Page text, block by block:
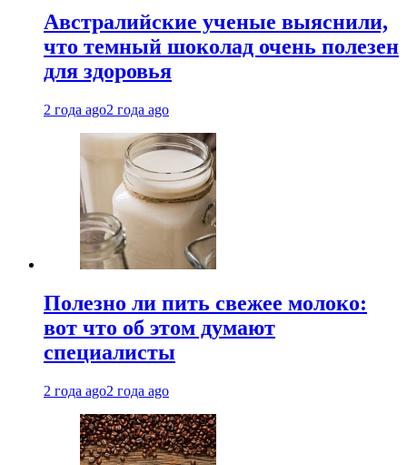
Австралийские ученые выяснили,
что темный шоколад очень полезен
для здоровья
2 года ago2 года ago
Полезно ли пить свежее молоко:
вот что об этом думают
специалисты
2 года ago2 года ago